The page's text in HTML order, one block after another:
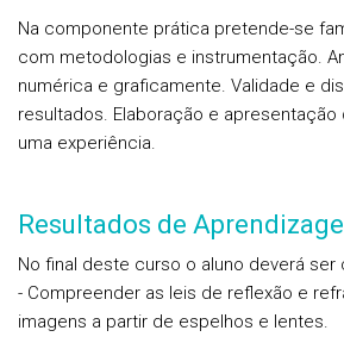
Na componente prática pretende-se
com metodologias e instrumentação.
numérica e graficamente. Validade e
resultados. Elaboração e
uma experiência.
Resultados de
No final deste curso o aluno deverá ser
- Compreender as leis de reflexão e
imagens a partir de espelhos e lentes.